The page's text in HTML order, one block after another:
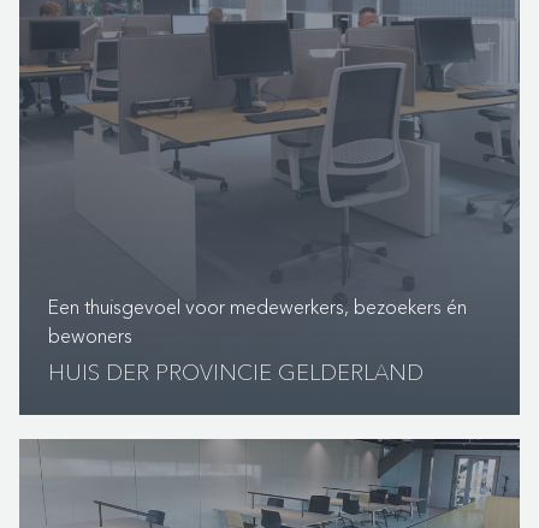
Een thuisgevoel voor medewerkers, bezoekers én
bewoners
HUIS DER PROVINCIE GELDERLAND